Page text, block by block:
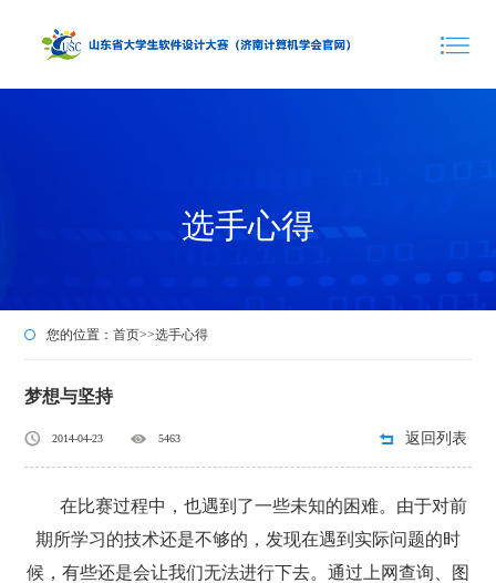
选手心得
您的位置：首页>>选手心得
梦想与坚持
2014-04-23 5463 返回列表
在比赛过程中，也遇到了一些未知的困难。由于对前
期所学习的技术还是不够的，发现在遇到实际问题的时
候，有些还是会让我们无法进行下去。通过上网查询、图